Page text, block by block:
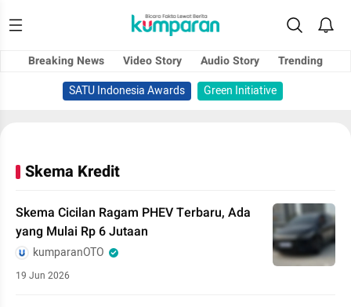
Breaking News Video Story Audio Story
Trending
SATU Indonesia Awards
Green Initiative
Skema Kredit
Skema Cicilan Ragam PHEV Terbaru, Ada
yang Mulai Rp 6 Jutaan
kumparanOTO
19 Jun 2026